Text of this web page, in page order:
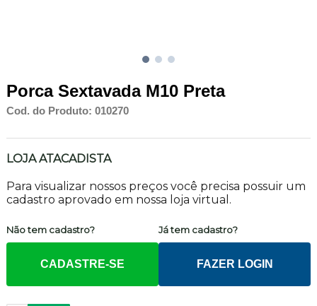
Porca Sextavada M10 Preta
Cod. do Produto: 010270
LOJA ATACADISTA
Para visualizar nossos preços você precisa possuir um
cadastro aprovado em nossa loja virtual.
Não tem cadastro?
CADASTRE-SE
Já tem cadastro?
FAZER LOGIN